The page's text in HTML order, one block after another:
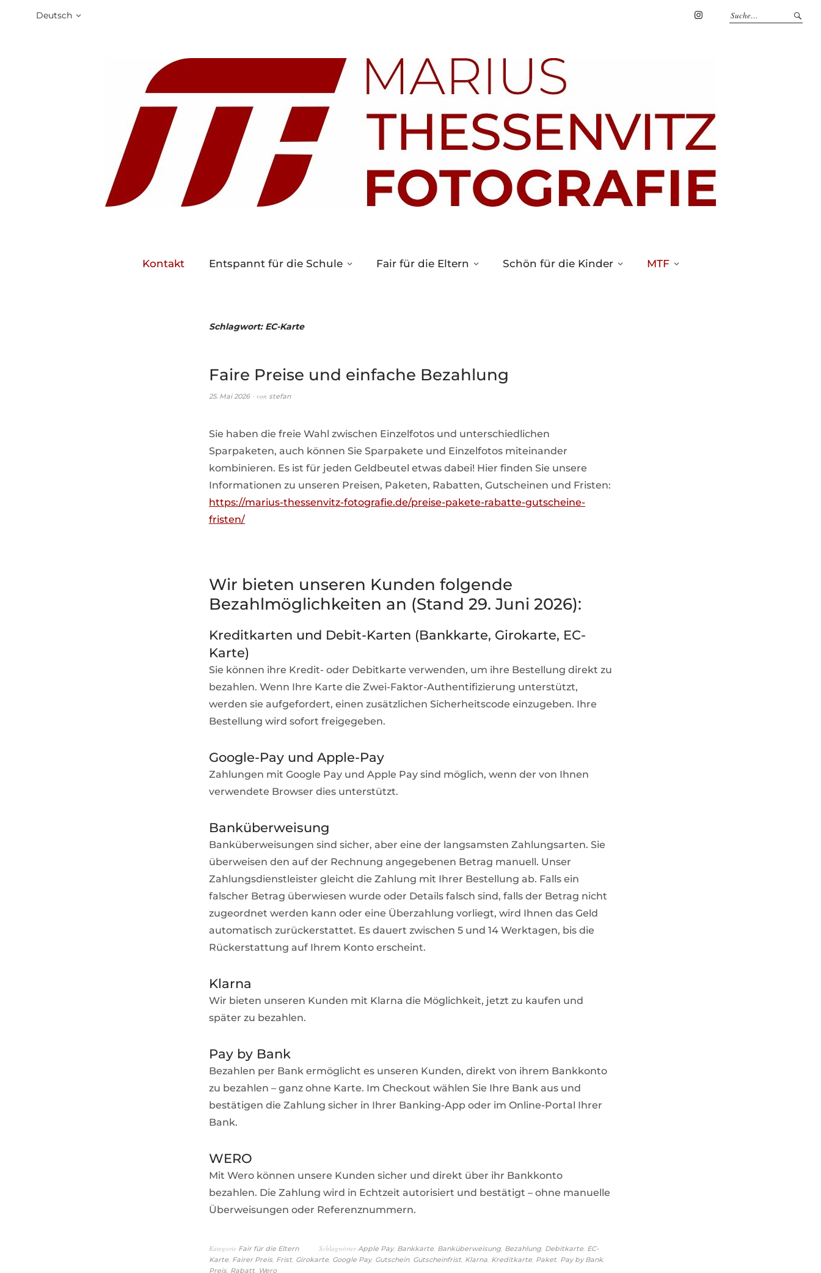
Deutsch
Kontakt Entspannt für die Schule Fair für die Eltern Schön für die Kinder MTF
Schlagwort: EC-Karte
Faire Preise und einfache Bezahlung
25. Mai 2026 von stefan
Sie haben die freie Wahl zwischen Einzelfotos und unterschiedlichen
Sparpaketen, auch können Sie Sparpakete und Einzelfotos miteinander
kombinieren. Es ist für jeden Geldbeutel etwas dabei! Hier finden Sie unsere
Informationen zu unseren Preisen, Paketen, Rabatten, Gutscheinen und Fristen:
https://marius-thessenvitz-fotografie.de/preise-pakete-rabatte-gutscheine-
fristen/
Wir bieten unseren Kunden folgende
Bezahlmöglichkeiten an (Stand 29. Juni 2026):
Kreditkarten und Debit-Karten (Bankkarte, Girokarte, EC-
Karte)
Sie können ihre Kredit- oder Debitkarte verwenden, um ihre Bestellung direkt zu
bezahlen. Wenn Ihre Karte die Zwei-Faktor-Authentifizierung unterstützt,
werden sie aufgefordert, einen zusätzlichen Sicherheitscode einzugeben. Ihre
Bestellung wird sofort freigegeben.
Google-Pay und Apple-Pay
Zahlungen mit Google Pay und Apple Pay sind möglich, wenn der von Ihnen
verwendete Browser dies unterstützt.
Banküberweisung
Banküberweisungen sind sicher, aber eine der langsamsten Zahlungsarten. Sie
überweisen den auf der Rechnung angegebenen Betrag manuell. Unser
Zahlungsdienstleister gleicht die Zahlung mit Ihrer Bestellung ab. Falls ein
falscher Betrag überwiesen wurde oder Details falsch sind, falls der Betrag nicht
zugeordnet werden kann oder eine Überzahlung vorliegt, wird Ihnen das Geld
automatisch zurückerstattet. Es dauert zwischen 5 und 14 Werktagen, bis die
Rückerstattung auf Ihrem Konto erscheint.
Klarna
Wir bieten unseren Kunden mit Klarna die Möglichkeit, jetzt zu kaufen und
später zu bezahlen.
Pay by Bank
Bezahlen per Bank ermöglicht es unseren Kunden, direkt von ihrem Bankkonto
zu bezahlen – ganz ohne Karte. Im Checkout wählen Sie Ihre Bank aus und
bestätigen die Zahlung sicher in Ihrer Banking-App oder im Online-Portal Ihrer
Bank.
WERO
Mit Wero können unsere Kunden sicher und direkt über ihr Bankkonto
bezahlen. Die Zahlung wird in Echtzeit autorisiert und bestätigt – ohne manuelle
Überweisungen oder Referenznummern.
Kategorie Fair für die Eltern SchlagwörterApple Pay, Bankkarte, Banküberweisung, Bezahlung, Debitkarte, EC-
Karte, Fairer Preis, Frist, Girokarte, Google Pay, Gutschein, Gutscheinfrist, Klarna, Kreditkarte, Paket, Pay by Bank,
Preis, Rabatt, Wero